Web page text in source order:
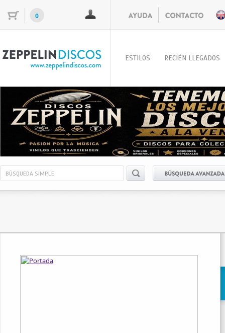
0
ESTILOS RECIÉN LLEGADOS